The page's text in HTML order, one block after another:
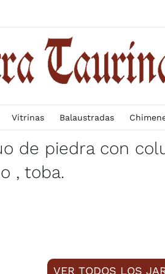
Vitrinas Balaustradas
de piedra con
, toba.
VER TODOS LOS